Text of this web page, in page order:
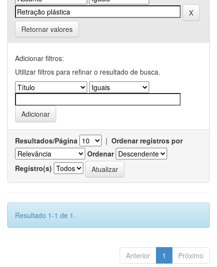
Retornar valores
Adicionar filtros:
Utilizar filtros para refinar o resultado de busca.
Resultados/Página | Ordenar registros por
Ordenar
Registro(s)
Resultado 1-1 de 1.
Anterior 1 Próximo